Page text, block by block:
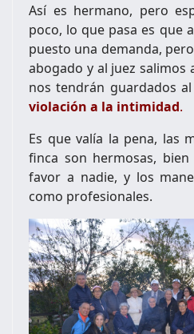
Así es hermano, pero
poco, lo que pasa es que
puesto una demanda,
abogado y al juez salimos
nos tendrán guardados
violación a la intimidad.
Es que valía la pena, las
finca son hermosas,
favor a nadie, y los
como profesionales.